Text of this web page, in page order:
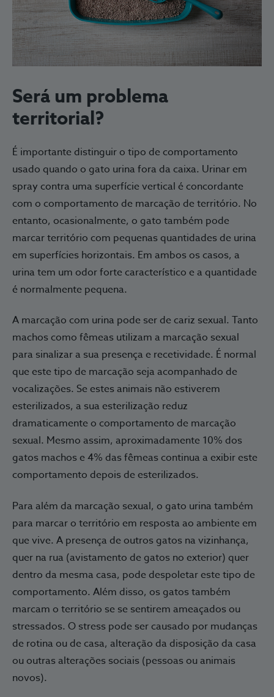
Será um problema
territorial?
É importante distinguir o tipo de comportamento
usado quando o gato urina fora da caixa. Urinar em
spray contra uma superfície vertical é concordante
com o comportamento de marcação de território. No
entanto, ocasionalmente, o gato também pode
marcar território com pequenas quantidades de urina
em superfícies horizontais. Em ambos os casos, a
urina tem um odor forte característico e a quantidade
é normalmente pequena.
A marcação com urina pode ser de cariz sexual. Tanto
machos como fêmeas utilizam a marcação sexual
para sinalizar a sua presença e recetividade. É normal
que este tipo de marcação seja acompanhado de
vocalizações. Se estes animais não estiverem
esterilizados, a sua esterilização reduz
dramaticamente o comportamento de marcação
sexual. Mesmo assim, aproximadamente 10% dos
gatos machos e 4% das fêmeas continua a exibir este
comportamento depois de esterilizados.
Para além da marcação sexual, o gato urina também
para marcar o território em resposta ao ambiente em
que vive. A presença de outros gatos na vizinhança,
quer na rua (avistamento de gatos no exterior) quer
dentro da mesma casa, pode despoletar este tipo de
comportamento. Além disso, os gatos também
marcam o território se se sentirem ameaçados ou
stressados. O stress pode ser causado por mudanças
de rotina ou de casa, alteração da disposição da casa
ou outras alterações sociais (pessoas ou animais
novos).